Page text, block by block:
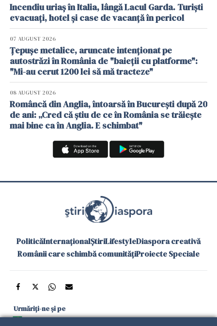
Incendiu uriaș în Italia, lângă Lacul Garda. Turiști
evacuați, hotel și case de vacanță în pericol
07 AUGUST 2026
Țepușe metalice, aruncate intenționat pe
autostrăzi în România de "baieții cu platforme":
"Mi-au cerut 1200 lei să mă tracteze"
08 AUGUST 2026
Româncă din Anglia, întoarsă în București după 20
de ani: „Cred că știu de ce în România se trăiește
mai bine ca în Anglia. E schimbat"
PoliticăInternaționalȘtiriLifestyleDiaspora creativă
Românii care schimbă comunitățiProiecte Speciale
Urmăriți-ne și pe